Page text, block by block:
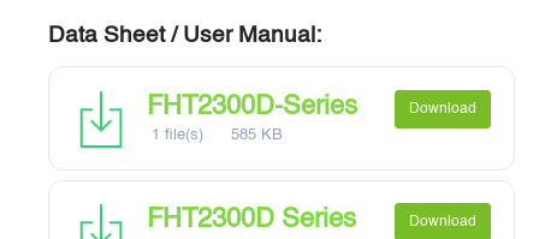
Data Sheet / User Manual:
FHT2300D-Series
1 file(s) 585 KB
Download
FHT2300D Series
Download